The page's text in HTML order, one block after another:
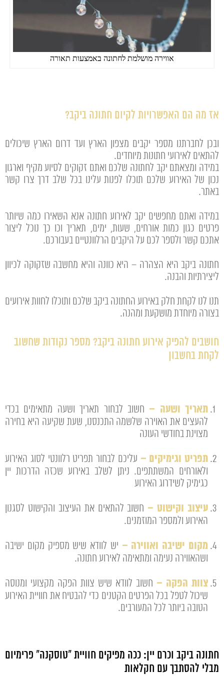
אווירה מושלמת לחתונה באמצעות תאורה
אז מה הם האפשרויות לקיום חתונה ביקב?
ובכן לחברתנו מספר יקבים מצפון הארץ ועד דרום הארץ שיכולים
להתאים לאירועי חתונות מיוחדים.
במידה ומצאתם יקב לחתונה שלכם ואתם זקוקים לסיוע מקיף וארגון
נכון של האירוע שלכם תוכלו לפנות עלינו בכל שלב דרך צרו קשר
באתר.
במידה ואתם מחפשים יקב לאירוע חתונה אנא השאירו כמה שיותר
פרטים כגון כמות אורחים, שעות, ימים, תאריך וכו כך נוכל ליצור
אתכם קשר ולספר לכם על היקבים הרלוונטיים בעבורכם.
חתונה ביקב היא הצהרה – היא כוונה והיא מחשבה שזקוקה לכיוון
ליצירתיות והבנה.
תנו לנו לקחת חלק באירוע החתונה ביקב שלכם ותוכלו לחוות אירועים
בצורה מיוחדת מושקעת ומהנה.
חושבים להפיק אירוע חתונה ביקב? מספר נקודות שחשוב
לקחת בחשבון
תאריך ושעה – חשוב לבחור תאריך ושעה מתאימים בכדי
להעצים את האוירה שלשמה התכנסנו, שעת שקיעה היא בחירה
מצוינת בחודשי העונה
תפריט וגימיקים – עליכם לבחור תפריט רלוונטי לסוג האירוע
ולאורחים המשתתפים. ניתן לשלב באירוע שכזה הדרכות יין
כגימיק לשידרוג האירוע
עיצוב וקישוט – חשוב להתאים את העיצוב והקישוט לסגנון
האירוע ולמספר המוזמנים.
מקום ישיבה ואווירה – יש לוודא שיש מספיק מקום ישיבה
ושהאווירה נעימה ומתאימה לאירוע חתונה.
צוות הפקה – חשוב לוודא שיש צוות הפקה מקצועי ומנוסה
שיכול לטפל בכל הפרטים הקטנים כדי להבטיח את חוויית האירוע
הטובה ביותר לכל המעורבים.
חתונה ביקב וכרם יין: ככה מפיקים חוויית "טוסקנה" פרימיום
מבלי להסתבך עם חקלאות